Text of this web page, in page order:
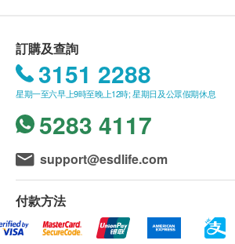
血紅素
血小板
白血球五項分類
泌尿情況
比重
小便葡萄糖
小便膽紅素
率、谷草轉氨酶、谷丙轉氨酶、鹼性磷
酶、總膽紅素
HK$617.0
血脂組合
組合包括：膽固醇、三酸甘油脂、高密
HK$663.0
總前列腺特異抗原 - 癌症指標
助早期發現前列腺癌，可配合超聲波檢
一步檢查確認。
報告
進行健康檢查後，一般情況下，需大
天跟進檢查報告， 工作天不包括星期
期。輪候報告講解時間會因應不同情
目所需時間或客人指明特定時段)而有
(1) 親身聽取報告：親身或授權親友前
(2) 電話講解報告：親身或授權親友
(3) 電話講解報告：以平郵方式郵寄
承擔郵寄報告之風險。)
訂購及查詢
3151 2288
星期一至六早上9時至晚上12時; 星期日及公眾假期休息
5283 4117
support@esdlife.com
付款方法